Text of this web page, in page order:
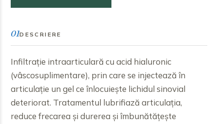
01DESCRIERE
Infiltrație intraarticulară cu acid hialuronic
(vâscosuplimentare), prin care se injectează în
articulație un gel ce înlocuiește lichidul sinovial
deteriorat. Tratamentul lubrifiază articulația,
reduce frecarea și durerea și îmbunătățește